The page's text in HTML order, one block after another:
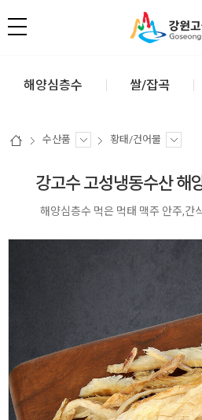
해양심층수 쌀/잡곡
수산품 황태/건어물
강고수 고성냉동수산 해
해양심층수 먹은 먹태 맥주 안주,간